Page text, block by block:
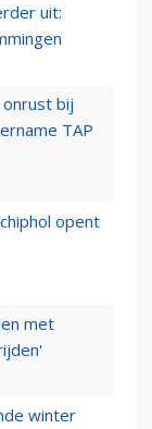
uit:
bij
TAP
opent
met
winter